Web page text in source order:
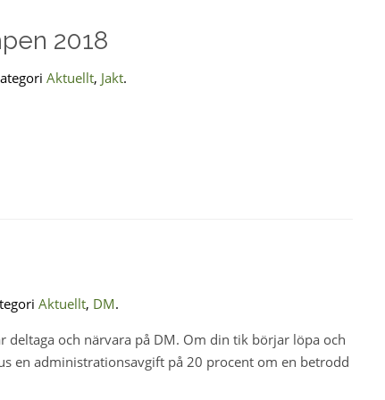
2018
Aktuellt, Jakt.
Aktuellt, DM.
och närvara på DM. Om din tik börjar löpa och
en administrationsavgift på 20 procent om en betrodd